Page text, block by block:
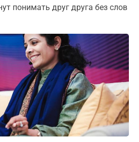
понимать друг друга без слов